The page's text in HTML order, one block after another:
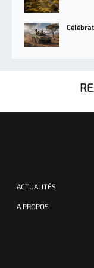
ACTUALITÉS
A PROPOS